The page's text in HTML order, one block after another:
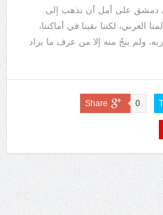
دمشق على أمل أن نذهب إلى
العربي، لكننا بقينا في أماكننا،
ولم ينجُ منه إلا من عرف ما يراد
Share 0